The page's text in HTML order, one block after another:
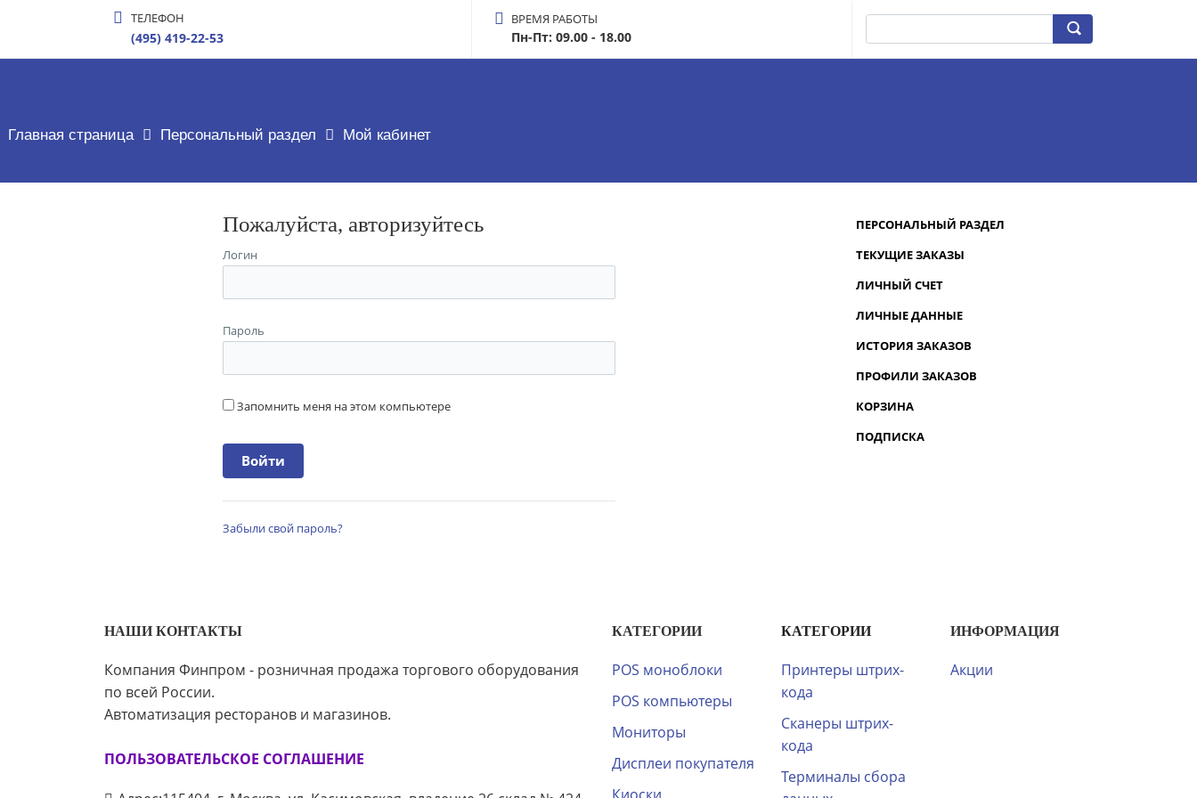
ТЕЛЕФОН
(495) 419-22-53
ВРЕМЯ РАБОТЫ
Пн-Пт: 09.00 - 18.00
Главная страница Персональный раздел Мой кабинет
ПЕРСОНАЛЬНЫЙ РАЗДЕЛ
ТЕКУЩИЕ ЗАКАЗЫ
ЛИЧНЫЙ СЧЕТ
ЛИЧНЫЕ ДАННЫЕ
ИСТОРИЯ ЗАКАЗОВ
ПРОФИЛИ ЗАКАЗОВ
КОРЗИНА
ПОДПИСКА
Пожалуйста, авторизуйтесь
Логин
Пароль
Запомнить меня на этом компьютере
Забыли свой пароль?
НАШИ КОНТАКТЫ
Компания Финпром - розничная продажа торгового оборудования
по всей России.
Автоматизация ресторанов и магазинов.
ПОЛЬЗОВАТЕЛЬСКОЕ СОГЛАШЕНИЕ
КАТЕГОРИИ
POS моноблоки
POS компьютеры
Мониторы
Дисплеи покупателя
КАТЕГОРИИ
Принтеры штрих-
кода
Сканеры штрих-
кода
Терминалы сбора
ИНФОРМАЦИЯ
Акции